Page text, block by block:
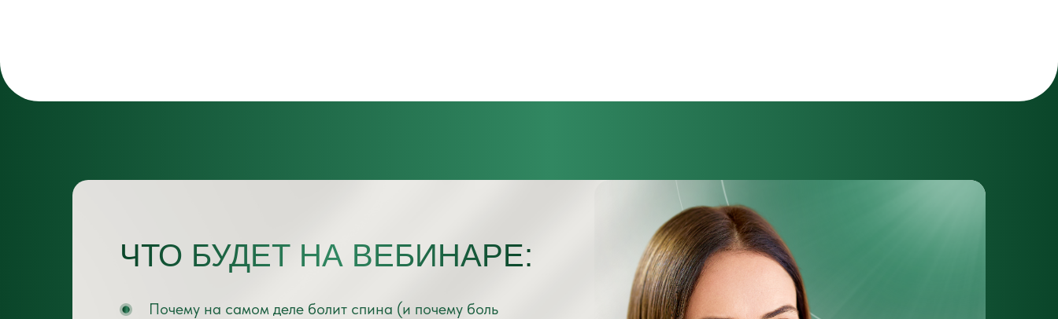
ЧТО БУДЕТ НА ВЕБИНАРЕ:
Почему на самом деле болит спина (и почему боль